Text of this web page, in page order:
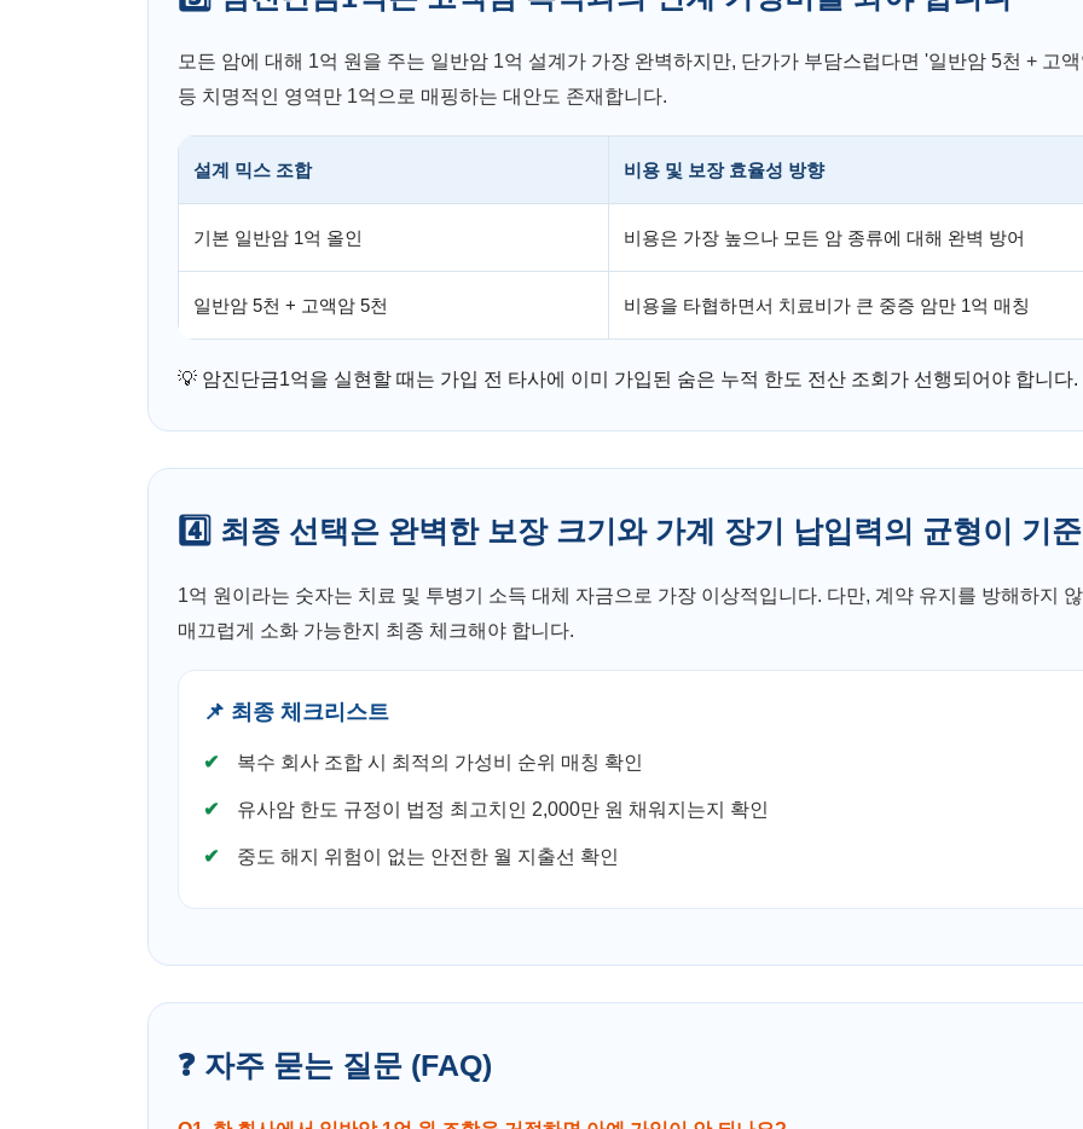
모든 암에 대해 1억 원을 주는 일반암 1억 설계가 가장 완벽하지만, 단가가 부담스럽다면 '일반암 5천 + 고
등 치명적인 영역만 1억으로 매핑하는 대안도 존재합니다.
설계 믹스 조합 비용 및 보장 효율성 방향
기본 일반암 1억 올인 비용은 가장 높으나 모든 암 종류에 대해 완벽 방어
일반암 5천 + 고액암 5천 비용을 타협하면서 치료비가 큰 중증 암만 1억 매칭
💡 암진단금1억을 실현할 때는 가입 전 타사에 이미 가입된 숨은 누적 한도 전산 조회가 선행되어야 합니다.
4️⃣ 최종 선택은 완벽한 보장 크기와 가계 장기 납입력의 균형이 기
1억 원이라는 숫자는 치료 및 투병기 소득 대체 자금으로 가장 이상적입니다. 다만, 계약 유지를 방해하지
매끄럽게 소화 가능한지 최종 체크해야 합니다.
📌 최종 체크리스트
복수 회사 조합 시 최적의 가성비 순위 매칭 확인
유사암 한도 규정이 법정 최고치인 2,000만 원 채워지는지 확인
중도 해지 위험이 없는 안전한 월 지출선 확인
❓ 자주 묻는 질문 (FAQ)